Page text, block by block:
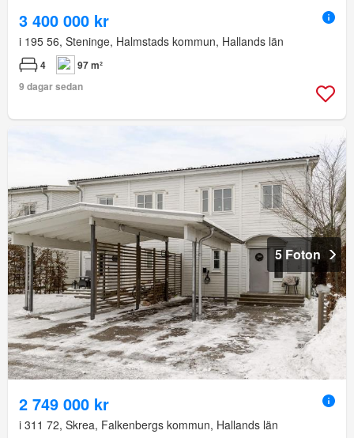
3 400 000 kr
i 195 56, Steninge, Halmstads kommun, Hallands län
4
97 m²
9 dagar sedan
5 Foton
2 749 000 kr
i 311 72, Skrea, Falkenbergs kommun, Hallands län